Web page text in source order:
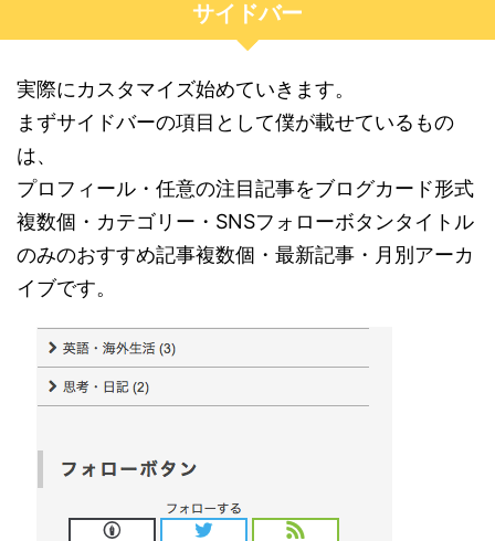
サイドバー
実際にカスタマイズ始めていきます。
まずサイドバーの項目として僕が載せているもの
は、
プロフィール・任意の注目記事をブログカード形式
複数個・カテゴリー・SNSフォローボタンタイトル
のみのおすすめ記事複数個・最新記事・月別アーカ
イブです。